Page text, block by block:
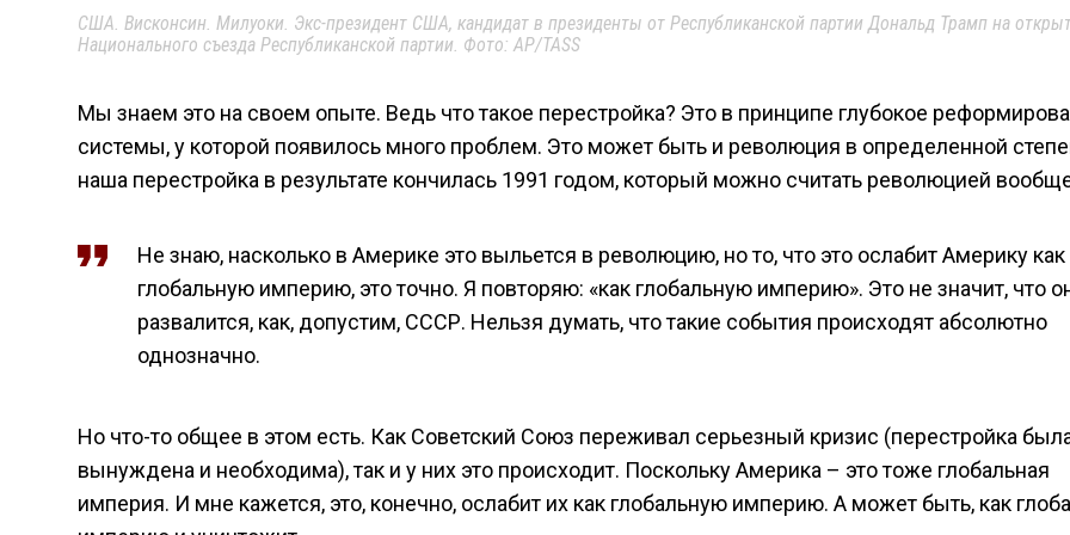
США. Висконсин. Милуоки. Экс-президент США, кандидат в президенты от Республиканской партии Дональд Трамп на
Национального cъезда Республиканской партии. Фото: AP/TASS
Мы знаем это на своем опыте. Ведь что такое перестройка? Это в принципе глубокое
системы, у которой появилось много проблем. Это может быть и революция в определенной
наша перестройка в результате кончилась 1991 годом, который можно считать революцией
Не знаю, насколько в Америке это выльется в революцию, но то, что это ослабит Америку как
глобальную империю, это точно. Я повторяю: «как глобальную империю». Это не значит, что
развалится, как, допустим, СССР. Нельзя думать, что такие события происходят абсолютно
однозначно.
Но что-то общее в этом есть. Как Советский Союз переживал серьезный кризис (перестройка
вынуждена и необходима), так и у них это происходит. Поскольку Америка – это тоже глобальная
империя. И мне кажется, это, конечно, ослабит их как глобальную империю. А может быть, как